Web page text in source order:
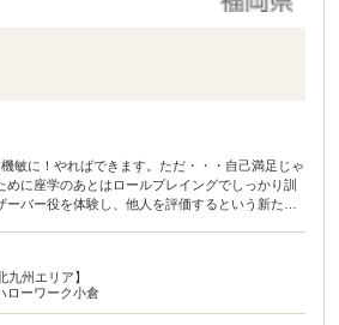
敏に！やればできます。ただ・・・自己満足じゃ
に座学のあとはロールプレイングでしっかり訓
バー役を体験し、他人を評価するという新たな
九州エリア】
ローワーク小倉